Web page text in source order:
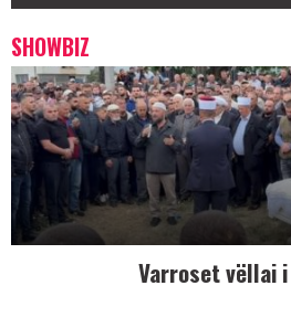
SHOWBIZ
Varroset vëllai